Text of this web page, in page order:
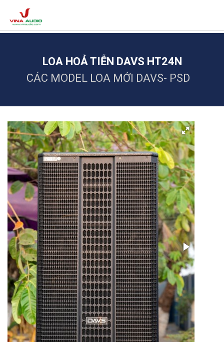
LOA HOẢ TIỄN DAVS HT24N
CÁC MODEL LOA MỚI DAVS- PSD